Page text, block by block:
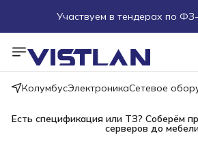
Участвуем в тендерах по
Пуско-наладочные
КолумбусЭлектроникаСетевое
Есть спецификация или ТЗ? Соберём
серверов до